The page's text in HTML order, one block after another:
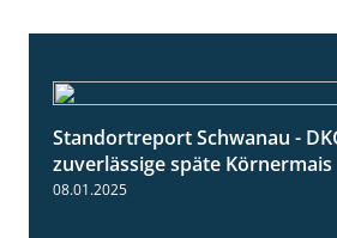
Standortreport Schwanau -
zuverlässige späte Körnermais
08.01.2025